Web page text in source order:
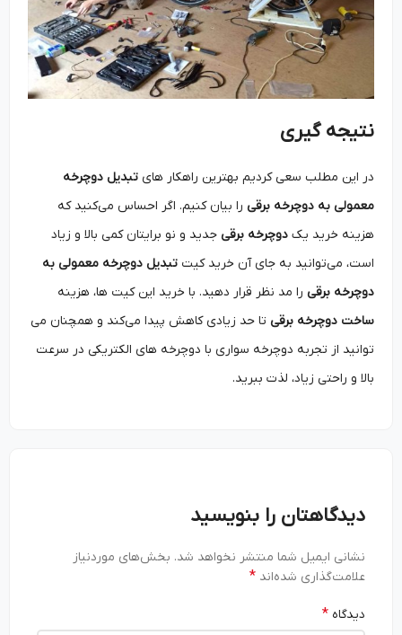
نتیجه گیری
در این مطلب سعی کردیم بهترین راهکار های تبدیل دوچرخه
معمولی به دوچرخه برقی را بیان کنیم. اگر احساس می‌کنید که
هزینه خرید یکدوچرخه برقی جدید و نو برایتان کمی بالا و زیاد
است، می‌توانید به جای آن خرید کیتتبدیل دوچرخه معمولی به
دوچرخه برقی را مد نظر قرار دهید. با خرید این کیت‌ ها، هزینه
ساخت دوچرخه برقی تا حد زیادی کاهش پیدا می‌کند و همچنان می
توانید از تجربه دوچرخه ‌سواری با دوچرخه های الکتریکی در سرعت
بالا و راحتی زیاد، لذت ببرید.
دیدگاهتان را بنویسید
نشانی ایمیل شما منتشر نخواهد شد. بخش‌های موردنیاز
علامت‌گذاری شده‌اند*
دیدگاه*